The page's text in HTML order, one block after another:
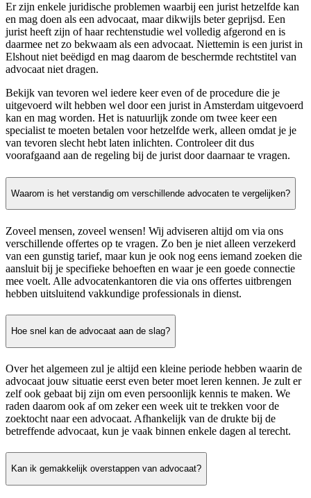
Er zijn enkele juridische problemen waarbij een jurist hetzelfde kan
en mag doen als een advocaat, maar dikwijls beter geprijsd. Een
jurist heeft zijn of haar rechtenstudie wel volledig afgerond en is
daarmee net zo bekwaam als een advocaat. Niettemin is een jurist in
Elshout niet beëdigd en mag daarom de beschermde rechtstitel van
advocaat niet dragen.
Bekijk van tevoren wel iedere keer even of de procedure die je
uitgevoerd wilt hebben wel door een jurist in Amsterdam uitgevoerd
kan en mag worden. Het is natuurlijk zonde om twee keer een
specialist te moeten betalen voor hetzelfde werk, alleen omdat je je
van tevoren slecht hebt laten inlichten. Controleer dit dus
voorafgaand aan de regeling bij de jurist door daarnaar te vragen.
Waarom is het verstandig om verschillende advocaten te vergelijken?
Zoveel mensen, zoveel wensen! Wij adviseren altijd om via ons
verschillende offertes op te vragen. Zo ben je niet alleen verzekerd
van een gunstig tarief, maar kun je ook nog eens iemand zoeken die
aansluit bij je specifieke behoeften en waar je een goede connectie
mee voelt. Alle advocatenkantoren die via ons offertes uitbrengen
hebben uitsluitend vakkundige professionals in dienst.
Hoe snel kan de advocaat aan de slag?
Over het algemeen zul je altijd een kleine periode hebben waarin de
advocaat jouw situatie eerst even beter moet leren kennen. Je zult er
zelf ook gebaat bij zijn om even persoonlijk kennis te maken. We
raden daarom ook af om zeker een week uit te trekken voor de
zoektocht naar een advocaat. Afhankelijk van de drukte bij de
betreffende advocaat, kun je vaak binnen enkele dagen al terecht.
Kan ik gemakkelijk overstappen van advocaat?